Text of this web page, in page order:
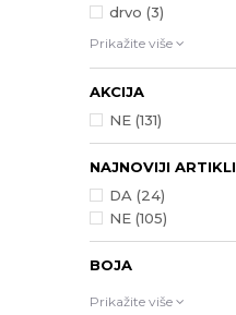
drvo (3)
Prikažite više
AKCIJA
NE (131)
NAJNOVIJI ARTIKLI
DA (24)
NE (105)
BOJA
Prikažite više